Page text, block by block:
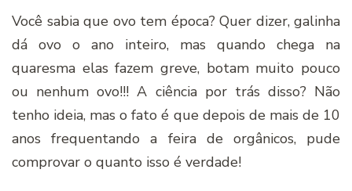
Você sabia que ovo tem época? Quer dizer, galinha
dá ovo o ano inteiro, mas quando chega na
quaresma elas fazem greve, botam muito pouco
ou nenhum ovo!!! A ciência por trás disso? Não
tenho ideia, mas o fato é que depois de mais de 10
anos frequentando a feira de orgânicos, pude
comprovar o quanto isso é verdade!